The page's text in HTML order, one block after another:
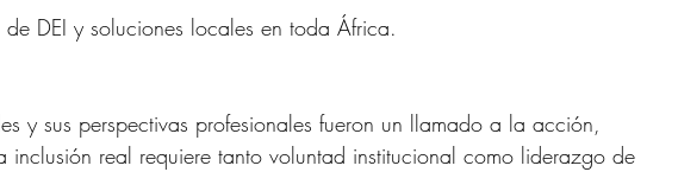
DEI y soluciones locales en toda África.
y sus perspectivas profesionales fueron un llamado a la acción,
inclusión real requiere tanto voluntad institucional como liderazgo de